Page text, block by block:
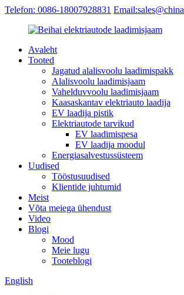
Telefon: 0086-18007928831
Avaleht
Tooted
Jagatud alalisvoolu laadimispakk
Alalisvoolu laadimisjaam
Vahelduvvoolu laadimisjaam
Kaasaskantav elektriauto laadija
EV laadija pistik
Elektriautode tarvikud
EV laadimispesa
EV laadija moodul
Energiasalvestussüsteem
Uudised
Tööstusuudised
Klientide juhtumid
Meist
Võta meiega ühendust
Video
Blogi
Mood
Meie lugu
Tooteblogi
English